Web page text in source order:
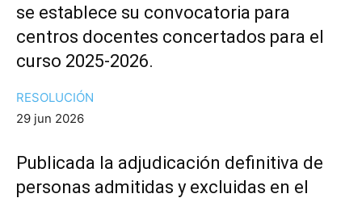
se establece su convocatoria para
centros docentes concertados para el
curso 2025-2026.
RESOLUCIÓN
29 jun 2026
Publicada la adjudicación definitiva de
personas admitidas y excluidas en el